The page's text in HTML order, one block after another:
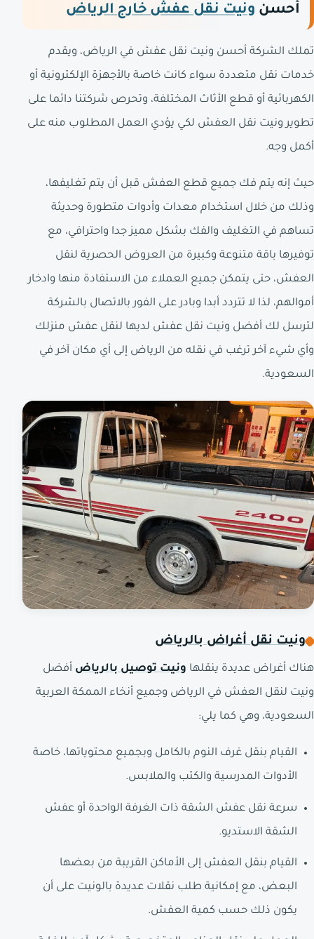
أحسن ونيت نقل عفش خارج الرياض
تملك الشركة أحسن ونيت نقل عفش في الرياض، ويقدم
خدمات نقل متعددة سواء كانت خاصة بالأجهزة الإلكترونية أو
الكهربائية أو قطع الأثاث المختلفة، وتحرص شركتنا دائما على
تطوير ونيت نقل العفش لكي يؤدي العمل المطلوب منه على
أكمل وجه.
حيث إنه يتم فك جميع قطع العفش قبل أن يتم تغليفها،
وذلك من خلال استخدام معدات وأدوات متطورة وحديثة
تساهم في التغليف والفك بشكل مميز جدا واحترافي، مع
توفيرها باقة متنوعة وكبيرة من العروض الحصرية لنقل
العفش، حتى يتمكن جميع العملاء من الاستفادة منها وادخار
أموالهم، لذا لا تتردد أبدا وبادر على الفور بالاتصال بالشركة
لترسل لك أفضل ونيت نقل عفش لديها لنقل عفش منزلك
وأي شيء آخر ترغب في نقله من الرياض إلى أي مكان آخر في
السعودية.
ونيت نقل أغراض بالرياض
هناك أغراض عديدة ينقلها ونيت توصيل بالرياض أفضل
ونيت لنقل العفش في الرياض وجميع أنخاء الممكة العربية
السعودية، وهي كما يلي:
القيام بنقل غرف النوم بالكامل وبجميع محتوياتها، خاصة
الأدوات المدرسية والكتب والملابس.
سرعة نقل عفش الشقة ذات الغرفة الواحدة أو عفش
الشقة الاستديو.
القيام بنقل العفش إلى الأماكن القريبة من بعضها
البعض، مع إمكانية طلب نقلات عديدة بالونيت على أن
يكون ذلك حسب كمية العفش.